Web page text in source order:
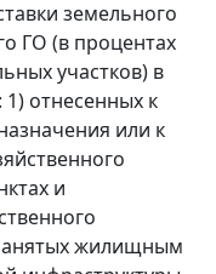
земельного
ГО (в процентах
участков) в
отнесенных к
или к
и
жилищным